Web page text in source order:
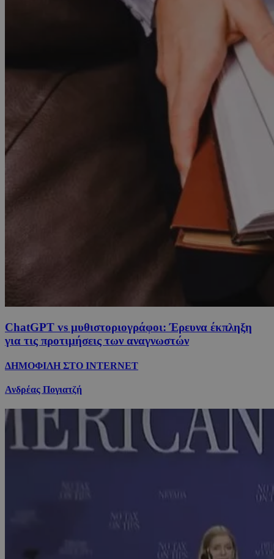
ChatGPT vs μυθιστοριογράφοι: Έρευνα έκπληξη
για τις προτιμήσεις των αναγνωστών
ΔΗΜΟΦΙΛΗ ΣΤΟ INTERNET
Ανδρέας Πογιατζή